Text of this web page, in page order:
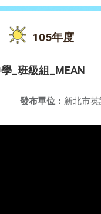
105年度
_班級組_MEAN
發布單位： 新北市